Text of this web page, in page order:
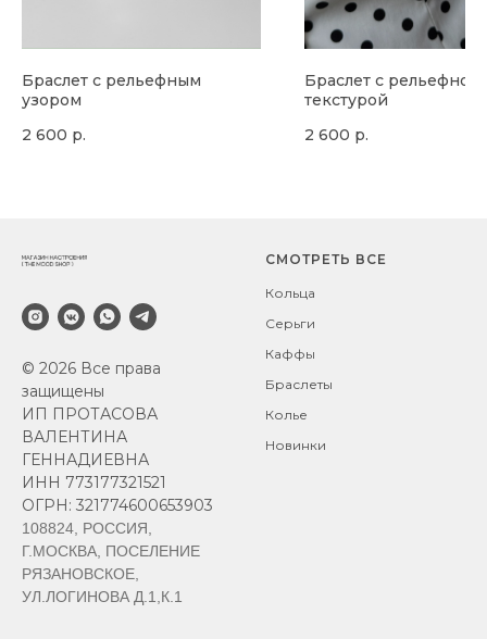
Браслет с рельефным
узором
2 600 р.
Браслет с рельефной
текстурой
2 600 р.
© 2026 Все права
защищены
ИП ПРОТАСОВА
ВАЛЕНТИНА
ГЕННАДИЕВНА
ИНН 773177321521
ОГРН: 321774600653903
108824, РОССИЯ,
Г.МОСКВА, ПОСЕЛЕНИЕ
РЯЗАНОВСКОЕ,
УЛ.ЛОГИНОВА Д.1,К.1
СМОТРЕТЬ ВСЕ
Кольца
Серьги
Каффы
Браслеты
Колье
Новинки